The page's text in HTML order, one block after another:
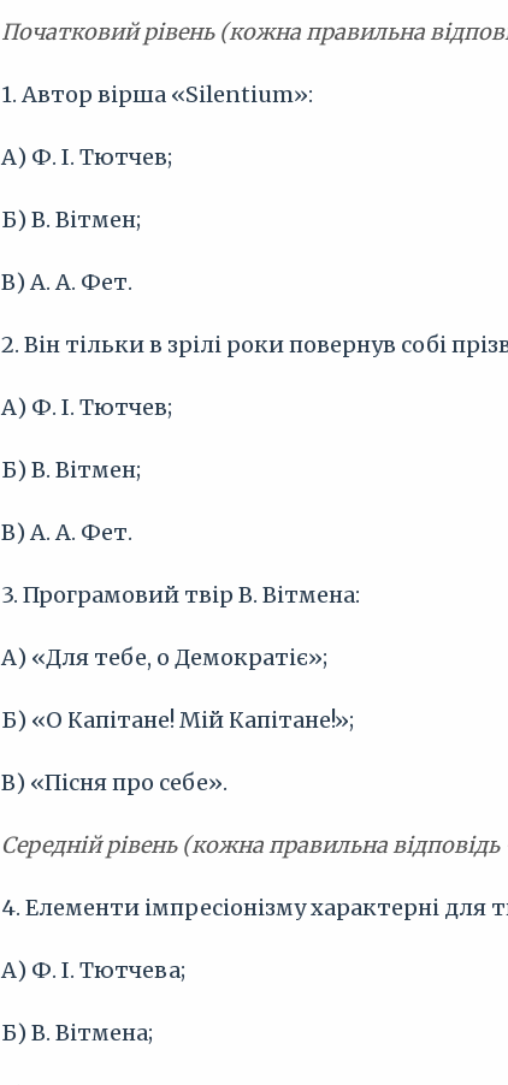
Початковий рівень (кожна правильна
1. Автор вірша «Silentium»:
А) Ф. І. Тютчев;
Б) В. Вітмен;
В) А. А. Фет.
2. Він тільки в зрілі роки повернув собі
А) Ф. І. Тютчев;
Б) В. Вітмен;
В) А. А. Фет.
3. Програмовий твір В. Вітмена:
А) «Для тебе, о Демократіє»;
Б) «О Капітане! Мій Капітане!»;
В) «Пісня про себе».
Середній рівень (кожна правильна
4. Елементи імпресіонізму характерні для
А) Ф. І. Тютчева;
Б) В. Вітмена;